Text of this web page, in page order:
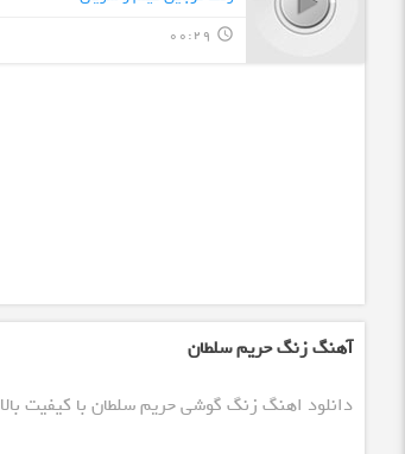
query_builder
00:29
آهنگ زنگ حریم سلطان
دانلود اهنگ زنگ گوشی حریم سلطان با کیفیت بالا